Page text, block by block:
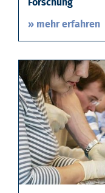
Forschung
» mehr erfahren